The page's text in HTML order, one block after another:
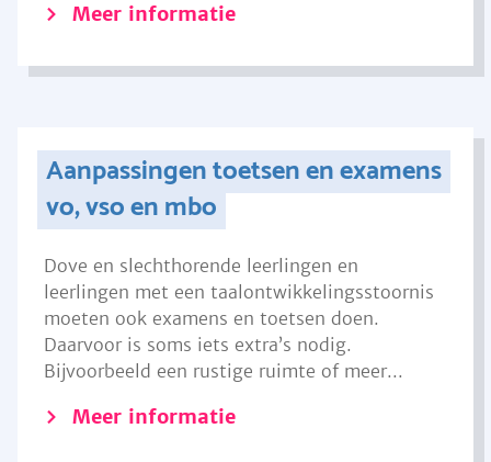
Meer informatie
Aanpassingen toetsen en examens
vo, vso en mbo
Dove en slechthorende leerlingen en
leerlingen met een taalontwikkelingsstoornis
moeten ook examens en toetsen doen.
Daarvoor is soms iets extra’s nodig.
Bijvoorbeeld een rustige ruimte of meer...
Meer informatie